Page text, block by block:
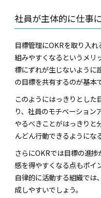
社員が主体的に仕事
目標管理にOKRを取り入
組みやすくなるというメリ
標にずれが生じないように
の目標を共有するのが基本
このようにはっきりとした
り、社員のモチベーション
やるべきことがはっきりと
んどん行動できるようにな
さらにOKRでは目標の進
感を得やすくなる点もポイ
自律的に活動する組織では
成しやすいでしょう。